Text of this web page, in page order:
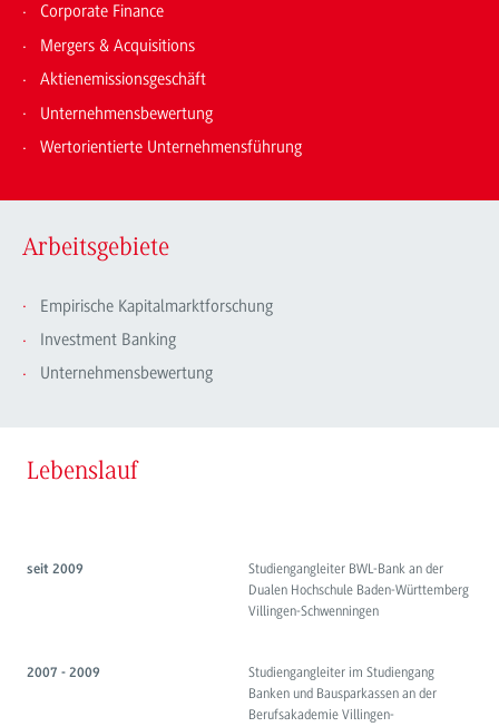
Corporate Finance
Mergers & Acquisitions
Aktienemissionsgeschäft
Unternehmensbewertung
Wertorientierte Unternehmensführung
Arbeitsgebiete
Empirische Kapitalmarktforschung
Investment Banking
Unternehmensbewertung
Lebenslauf
seit 2009
Studiengangleiter BWL-Bank an der
Dualen Hochschule Baden-Württemberg
Villingen-Schwenningen
2007 - 2009
Studiengangleiter im Studiengang
Banken und Bausparkassen an der
Berufsakademie Villingen-